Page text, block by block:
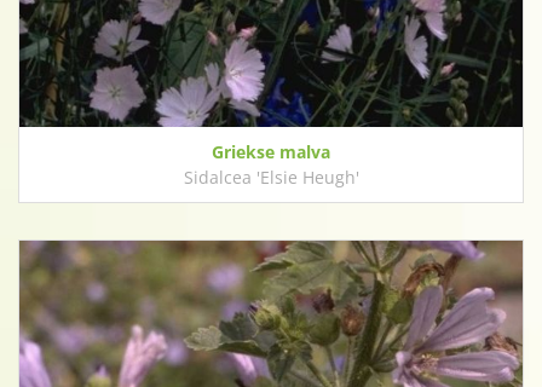
Griekse malva
Sidalcea 'Elsie Heugh'